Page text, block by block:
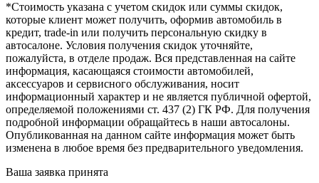
*Стоимость указана с учетом скидок или суммы скидок,
которые клиент может получить, оформив автомобиль в
кредит, trade-in или получить персональную скидку в
автосалоне. Условия получения скидок уточняйте,
пожалуйста, в отделе продаж. Вся представленная на сайте
информация, касающаяся стоимости автомобилей,
аксессуаров и сервисного обслуживания, носит
информационный характер и не является публичной офертой,
определяемой положениями ст. 437 (2) ГК РФ. Для получения
подробной информации обращайтесь в наши автосалоны.
Опубликованная на данном сайте информация может быть
изменена в любое время без предварительного уведомления.
Ваша заявка принята